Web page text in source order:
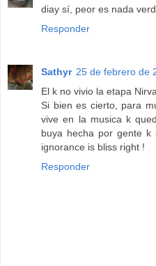
diay sí, peor es nada
Responder
Sathyr 25 de febrero de
El k no vivio la etapa
Si bien es cierto, para
vive en la musica k
buya hecha por gente k
ignorance is bliss right !
Responder